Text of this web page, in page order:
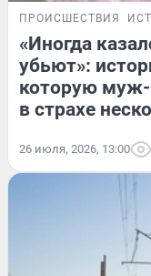
ПРОИСШЕСТВИЯ
«Иногда
убьют»:
которую муж-
в страхе
26 июля, 2026, 13:00